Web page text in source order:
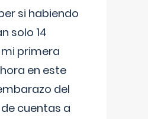
si habiendo
solo 14
primera
en este
del
cuentas a